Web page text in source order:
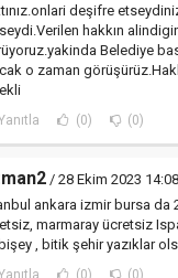
deşifre
hakkın
Belediye
o zaman
(0) (0)
/ 28 Ekim 2023 14:08
ankara izmir bursa da
marmaray ücretsiz
, bitik şehir yazıklar
(0) (0)